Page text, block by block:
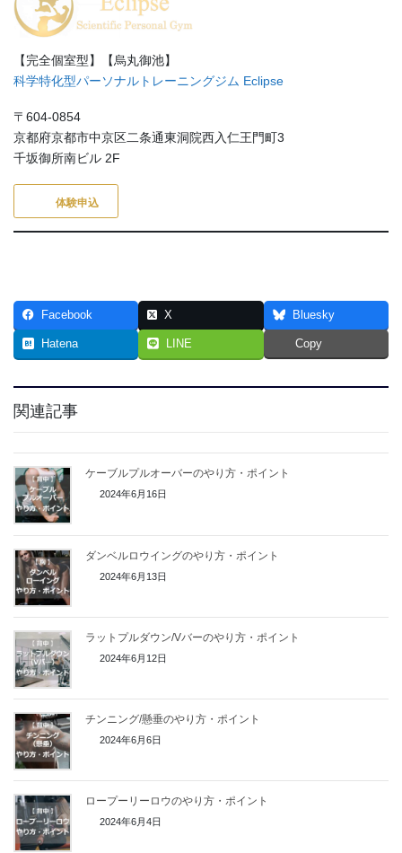
【完全個室型】【烏丸御池】
科学特化型パーソナルトレーニングジム Eclipse
〒604-0854
京都府京都市中京区二条通東洞院西入仁王門町3
千坂御所南ビル 2F
体験申込
Facebook X Bluesky
Hatena LINE Copy
関連記事
ケーブルプルオーバーのやり方・ポイント
2024年6月16日
ダンベルロウイングのやり方・ポイント
2024年6月13日
ラットプルダウン/Vバーのやり方・ポイント
2024年6月12日
チンニング/懸垂のやり方・ポイント
2024年6月6日
ロープーリーロウのやり方・ポイント
2024年6月4日